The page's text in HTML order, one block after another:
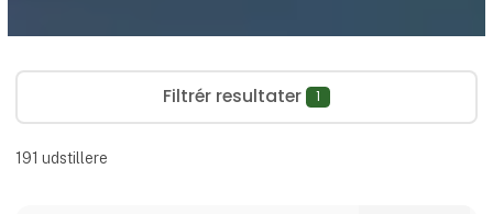
Filtrér resultater 1
191 udstillere